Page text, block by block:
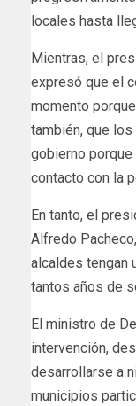
locales hasta
Mientras, el
expresó que el
momento
también, que
gobierno
contacto con la
En tanto, el
Alfredo
alcaldes tengan
tantos años de
El ministro de
intervención,
desarrollarse a
municipios